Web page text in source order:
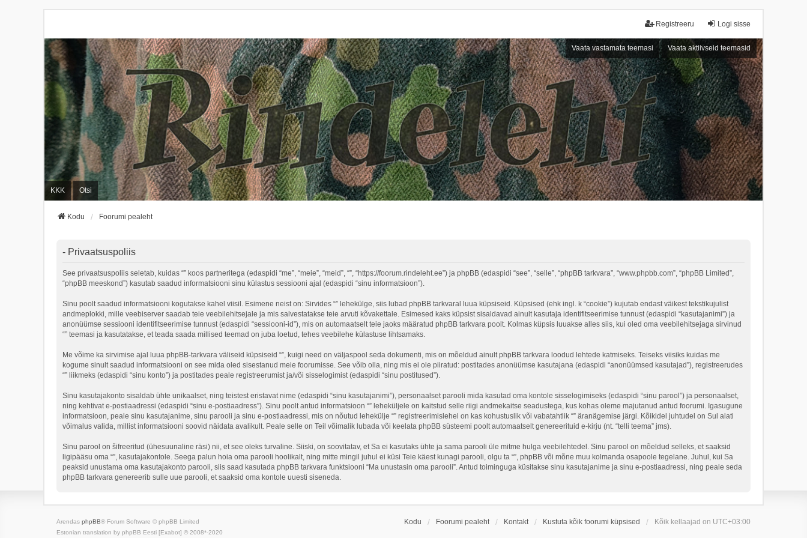
Logi sisse
Registreeru
Vaata vastamata teemasi Vaata aktiivseid teemasid
KKK Otsi
Kodu Foorumi pealeht
- Privaatsuspoliis
See privaatsuspoliis seletab, kuidas “” koos partneritega (edaspidi “me”, “meie”, “meid”, “”, “https://foorum.rindeleht.ee”) ja phpBB (edaspidi “see”, “selle”, “phpBB tarkvara”, “www.phpbb.com”, “phpBB Limited”,
“phpBB meeskond”) kasutab saadud informatsiooni sinu külastus sessiooni ajal (edaspidi “sinu informatsioon”).
Sinu poolt saadud informatsiooni kogutakse kahel viisil. Esimene neist on: Sirvides “” lehekülge, siis lubad phpBB tarkvaral luua küpsiseid. Küpsised (ehk ingl. k “cookie”) kujutab endast väikest tekstikujulist
andmeplokki, mille veebiserver saadab teie veebilehitsejale ja mis salvestatakse teie arvuti kõvakettale. Esimesed kaks küpsist sisaldavad ainult kasutaja identifitseerimise tunnust (edaspidi “kasutajanimi”) ja
anonüümse sessiooni identifitseerimise tunnust (edaspidi “sessiooni-id”), mis on automaatselt teie jaoks määratud phpBB tarkvara poolt. Kolmas küpsis luuakse alles siis, kui oled oma veebilehitsejaga sirvinud
“” teemasi ja kasutatakse, et teada saada millised teemad on juba loetud, tehes veebilehe külastuse lihtsamaks.
Me võime ka sirvimise ajal luua phpBB-tarkvara väliseid küpsiseid “”, kuigi need on väljaspool seda dokumenti, mis on mõeldud ainult phpBB tarkvara loodud lehtede katmiseks. Teiseks viisiks kuidas me
kogume sinult saadud informatsiooni on see mida oled sisestanud meie foorumisse. See võib olla, ning mis ei ole piiratud: postitades anonüümse kasutajana (edaspidi “anonüümsed kasutajad”), registreerudes
“” liikmeks (edaspidi “sinu konto”) ja postitades peale registreerumist ja/või sisselogimist (edaspidi “sinu postitused”).
Sinu kasutajakonto sisaldab ühte unikaalset, ning teistest eristavat nime (edaspidi “sinu kasutajanimi”), personaalset parooli mida kasutad oma kontole sisselogimiseks (edaspidi “sinu parool”) ja personaalset,
ning kehtivat e-postiaadressi (edaspidi “sinu e-postiaadress”). Sinu poolt antud informatsioon “” leheküljele on kaitstud selle riigi andmekaitse seadustega, kus kohas oleme majutanud antud foorumi. Igasugune
informatsioon, peale sinu kasutajanime, sinu parooli ja sinu e-postiaadressi, mis on nõutud lehekülje “” registreerimislehel on kas kohustuslik või vabatahtlik “” äranägemise järgi. Kõikidel juhtudel on Sul alati
võimalus valida, millist informatsiooni soovid näidata avalikult. Peale selle on Teil võimalik lubada või keelata phpBB süsteemi poolt automaatselt genereerituid e-kirju (nt. “telli teema” jms).
Sinu parool on šifreeritud (ühesuunaline räsi) nii, et see oleks turvaline. Siiski, on soovitatav, et Sa ei kasutaks ühte ja sama parooli üle mitme hulga veebilehtedel. Sinu parool on mõeldud selleks, et saaksid
ligipääsu oma “”, kasutajakontole. Seega palun hoia oma parooli hoolikalt, ning mitte mingil juhul ei küsi Teie käest kunagi parooli, olgu ta “”, phpBB või mõne muu kolmanda osapoole tegelane. Juhul, kui Sa
peaksid unustama oma kasutajakonto parooli, siis saad kasutada phpBB tarkvara funktsiooni “Ma unustasin oma parooli”. Antud toiminguga küsitakse sinu kasutajanime ja sinu e-postiaadressi, ning peale seda
phpBB tarkvara genereerib sulle uue parooli, et saaksid oma kontole uuesti siseneda.
Kodu Foorumi pealeht Kontakt Kustuta kõik foorumi küpsised Kõik kellaajad on UTC+03:00
Arendas phpBB® Forum Software © phpBB Limited
Estonian translation by phpBB Eesti [Exabot] © 2008*-2020